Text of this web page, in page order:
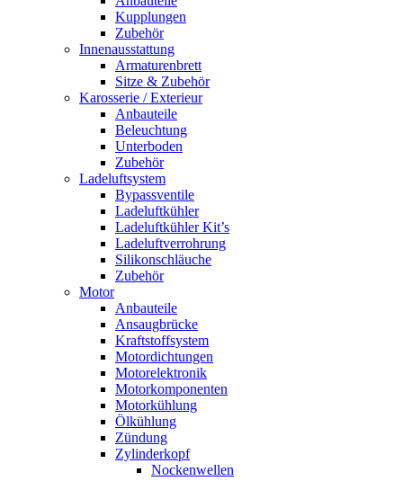
Kupplungen
Zubehör
Innenausstattung
Armaturenbrett
Sitze & Zubehör
Karosserie / Exterieur
Anbauteile
Beleuchtung
Unterboden
Zubehör
Ladeluftsystem
Bypassventile
Ladeluftkühler
Ladeluftkühler Kit’s
Ladeluftverrohrung
Silikonschläuche
Zubehör
Motor
Anbauteile
Ansaugbrücke
Kraftstoffsystem
Motordichtungen
Motorelektronik
Motorkomponenten
Motorkühlung
Ölkühlung
Zündung
Zylinderkopf
Nockenwellen